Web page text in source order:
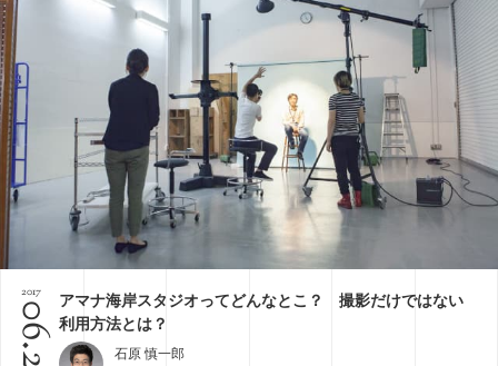
2017
06.20アマナ海岸スタジオってどんなとこ？ 撮影だけではない
利用方法とは？
石原 慎一郎